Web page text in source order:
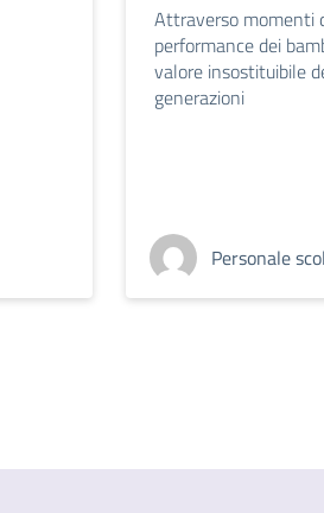
Attraverso momenti
performance dei
valore insostituibile
generazioni
Personale